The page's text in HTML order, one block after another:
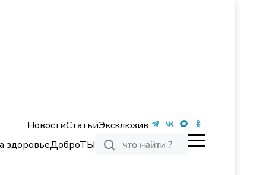
НовостиСтатьиЭксклюзив
здоровьеДоброТЫ